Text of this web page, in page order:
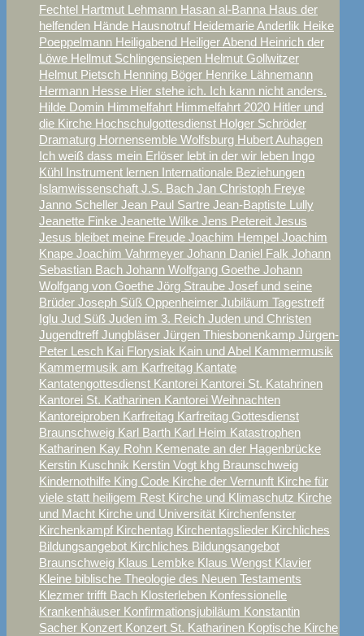
Fechtel Hartmut Lehmann Hasan al-Banna Haus der
helfenden Hände Hausnotruf Heidemarie Anderlik Heike
Poeppelmann Heiligabend Heiliger Abend Heinrich der
Löwe Hellmut Schlingensiepen Helmut Gollwitzer
Helmut Pietsch Henning Böger Henrike Lähnemann
Hermann Hesse Hier stehe ich. Ich kann nicht anders.
Hilde Domin Himmelfahrt Himmelfahrt 2020 Hitler und
die Kirche Hochschulgottesdienst Holger Schröder
Dramaturg Hornensemble Wolfsburg Hubert Auhagen
Ich weiß dass mein Erlöser lebt in der wir leben Ingo
Kühl Instrument lernen Internationale Beziehungen
Islamwissenschaft J.S. Bach Jan Christoph Freye
Janno Scheller Jean Paul Sartre Jean-Baptiste Lully
Jeanette Finke Jeanette Wilke Jens Petereit Jesus
Jesus bleibet meine Freude Joachim Hempel Joachim
Knape Joachim Vahrmeyer Johann Daniel Falk Johann
Sebastian Bach Johann Wolfgang Goethe Johann
Wolfgang von Goethe Jörg Straube Josef und seine
Brüder Joseph Süß Oppenheimer Jubiläum Tagestreff
Iglu Jud Süß Juden im 3. Reich Juden und Christen
Jugendtreff Jungbläser Jürgen Thiesbonenkamp Jürgen-
Peter Lesch Kai Florysiak Kain und Abel Kammermusik
Kammermusik am Karfreitag Kantate
Kantatengottesdienst Kantorei Kantorei St. Katahrinen
Kantorei St. Katharinen Kantorei Weihnachten
Kantoreiproben Karfreitag Karfreitag Gottesdienst
Braunschweig Karl Barth Karl Heim Katastrophen
Katharinen Kay Rohn Kemenate an der Hagenbrücke
Kerstin Kuschnik Kerstin Vogt khg Braunschweig
Kindernothilfe King Code Kirche der Vernunft Kirche für
viele statt heiligem Rest Kirche und Klimaschutz Kirche
und Macht Kirche und Universität Kirchenfenster
Kirchenkampf Kirchentag Kirchentagslieder Kirchliches
Bildungsangebot Kirchliches Bildungsangebot
Braunschweig Klaus Lembke Klaus Wengst Klavier
Kleine biblische Theologie des Neuen Testaments
Klezmer trifft Bach Klosterleben Konfessionelle
Krankenhäuser Konfirmationsjubiläum Konstantin
Sacher Konzert Konzert St. Katharinen Koptische Kirche